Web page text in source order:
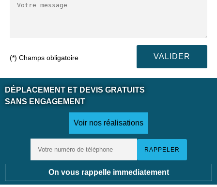
(*) Champs obligatoire
DÉPLACEMENT ET DEVIS GRATUITS
SANS ENGAGEMENT
Voir nos réalisations
On vous rappelle immediatement